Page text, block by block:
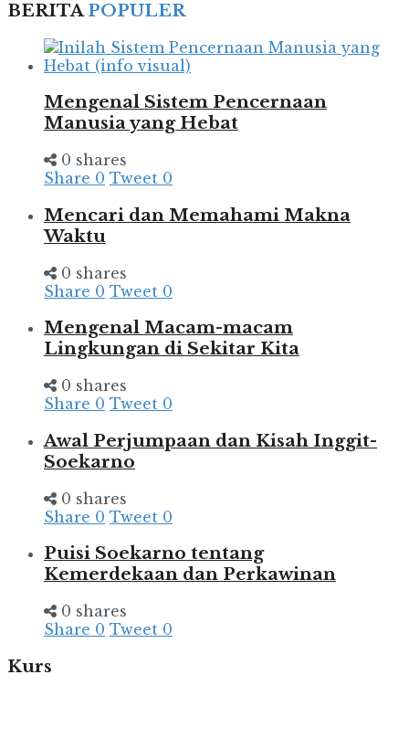
BERITAPOPULER
Mengenal Sistem Pencernaan
Manusia yang Hebat
0 shares
Share 0 Tweet 0
Mencari dan Memahami Makna
Waktu
0 shares
Share 0 Tweet 0
Mengenal Macam-macam
Lingkungan di Sekitar Kita
0 shares
Share 0 Tweet 0
Awal Perjumpaan dan Kisah Inggit-
Soekarno
0 shares
Share 0 Tweet 0
Puisi Soekarno tentang
Kemerdekaan dan Perkawinan
0 shares
Share 0 Tweet 0
Kurs